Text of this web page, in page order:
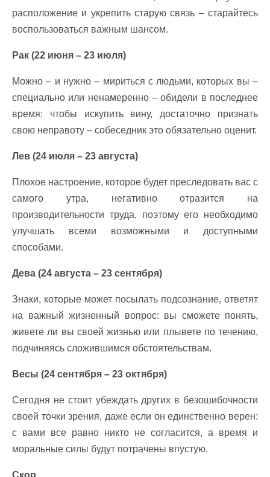
расположение и укрепить старую связь – старайтесь
воспользоваться важным шансом.
Рак (22 июня – 23 июля)
Можно – и нужно – мириться с людьми, которых вы –
специально или ненамеренно – обидели в последнее
время: чтобы искупить вину, достаточно признать
свою неправоту – собеседник это обязательно оценит.
Лев (24 июля – 23 августа)
Плохое настроение, которое будет преследовать вас с
самого утра, негативно отразится на
производительности труда, поэтому его необходимо
улучшать всеми возможными и доступными
способами.
Дева (24 августа – 23 сентября)
Знаки, которые может посылать подсознание, ответят
на важный жизненный вопрос: вы сможете понять,
живете ли вы своей жизнью или плывете по течению,
подчиняясь сложившимся обстоятельствам.
Весы (24 сентября – 23 октября)
Сегодня не стоит убеждать других в безошибочности
своей точки зрения, даже если он единственно верен:
с вами все равно никто не согласится, а время и
моральные силы будут потрачены впустую.
Скор